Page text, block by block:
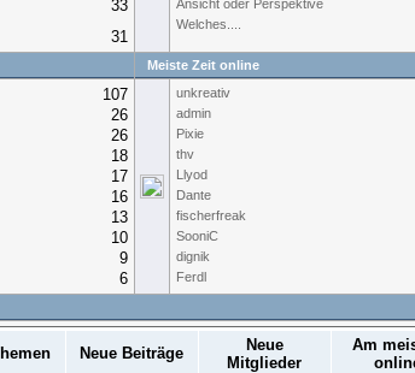
33
31
Ansicht oder Perspektive
Welches....
Meiste Zeit online
107
26
26
18
17
16
13
10
9
6
unkreativ
admin
Pixie
thv
Llyod
Dante
fischerfreak
SooniC
dignik
Ferdl
Neue Beiträge
Neue
Mitglieder
Am